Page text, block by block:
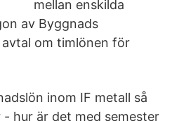
mellan enskilda
av Byggnads
om timlönen för
inom IF metall så
hur är det med semester